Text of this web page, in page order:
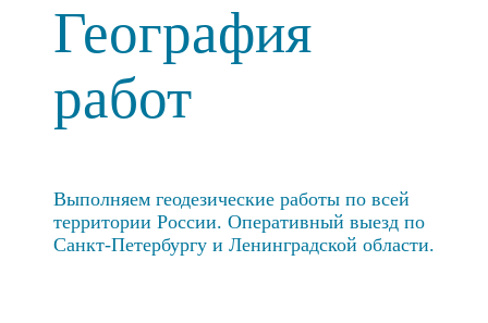
География
работ
Выполняем геодезические работы по всей
территории России. Оперативный выезд по
Санкт-Петербургу и Ленинградской области.